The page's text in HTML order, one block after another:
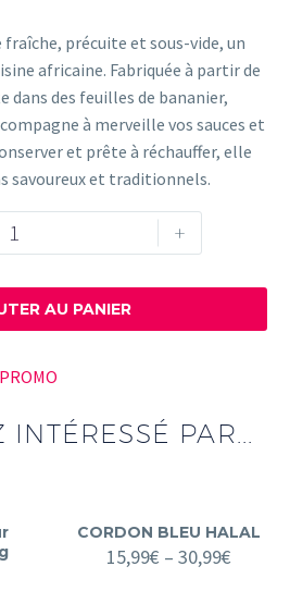
fraîche, précuite et sous-vide, un
africaine. Fabriquée à partir de
dans des feuilles de bananier,
à merveille vos sauces et
et prête à réchauffer, elle
savoureux et traditionnels.
+
AU PANIER
PROMO
PAR...
CORDON BLEU HALAL
15,99€ – 30,99€